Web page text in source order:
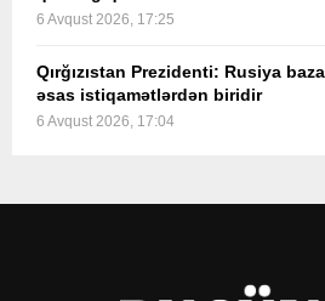
6 Avqust 2026, 17:25
Qırğızıstan Prezidenti: Rusiya
əsas istiqamətlərdən biridir
6 Avqust 2026, 17:04